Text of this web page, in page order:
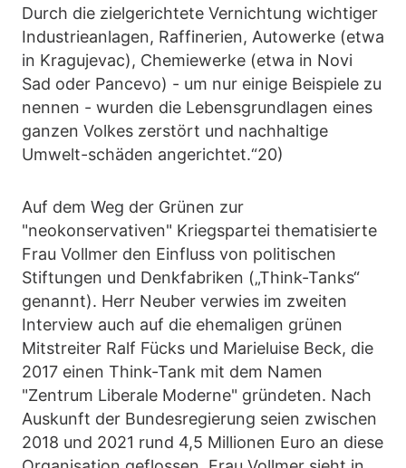
Durch die zielgerichtete Vernichtung wichtiger
Industrieanlagen, Raffinerien, Autowerke (etwa
in Kragujevac), Chemiewerke (etwa in Novi
Sad oder Pancevo) - um nur einige Beispiele zu
nennen - wurden die Lebensgrundlagen eines
ganzen Volkes zerstört und nachhaltige
Umwelt-schäden angerichtet.“20)
Auf dem Weg der Grünen zur
"neokonservativen" Kriegspartei thematisierte
Frau Vollmer den Einfluss von politischen
Stiftungen und Denkfabriken („Think-Tanks“
genannt). Herr Neuber verwies im zweiten
Interview auch auf die ehemaligen grünen
Mitstreiter Ralf Fücks und Marieluise Beck, die
2017 einen Think-Tank mit dem Namen
"Zentrum Liberale Moderne" gründeten. Nach
Auskunft der Bundesregierung seien zwischen
2018 und 2021 rund 4,5 Millionen Euro an diese